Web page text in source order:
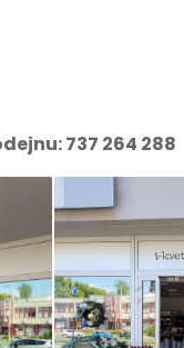
737 264 288